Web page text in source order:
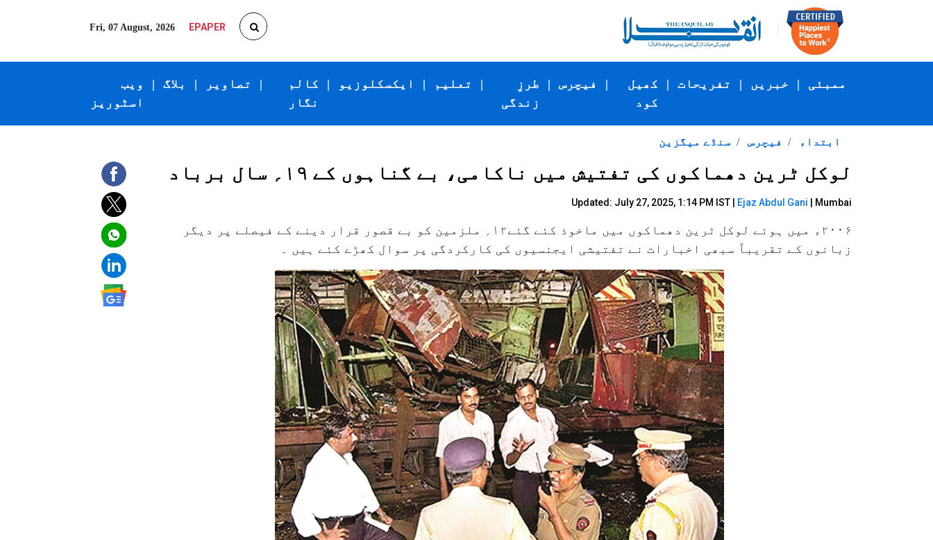
Fri, 07 August, 2026 EPAPER
ویب
اسٹوریز
| بلاگ | تصاویر |
کالم
نگار
| ایکسکلوزیو | تعلیم |
طرزِ
زندگی
| فیچرس |
کھیل
کود
| تفریحات | خبریں | ممبئی
سنڈے میگزین فیچرس ابتداء
لوکل ٹرین دھماکوں کی تفتیش میں ناکامی، بے گناہوں کے ۱۹؍ سال برباد
Updated: July 27, 2025, 1:14 PM IST | Ejaz Abdul Gani | Mumbai
۲۰۰۶ء میں ہوئے لوکل ٹرین دھماکوں میں ماخوذ کئے گئے۱۲؍ ملزمین کو بے قصور قرار دینے کے فیصلے پر دیگر
زبانوں کے تقریباً سبھی اخبارات نے تفتیشی ایجنسیوں کی کارکردگی پر سوال کھڑے کئے ہیں ۔